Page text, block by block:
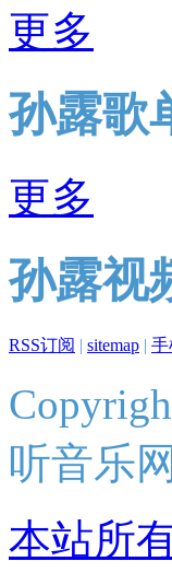
更多
孙露歌
更多
孙露视
RSS订阅 | sitemap | 手
听音乐
本站所